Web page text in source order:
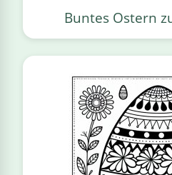
Buntes Ostern